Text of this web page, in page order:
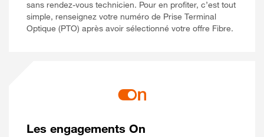
sans rendez-vous technicien. Pour en profiter, c’est tout
simple, renseignez votre numéro de Prise Terminal
Optique (PTO) après avoir sélectionné votre offre Fibre.
Les engagements On